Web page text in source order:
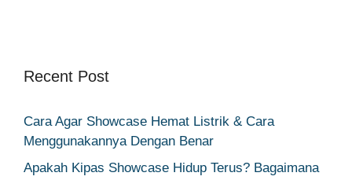
Recent Post
Cara Agar Showcase Hemat Listrik & Cara
Menggunakannya Dengan Benar
Apakah Kipas Showcase Hidup Terus? Bagaimana